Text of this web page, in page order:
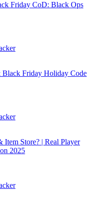
Friday CoD: Black Ops
Friday Holiday Code
Store? | Real Player
2025